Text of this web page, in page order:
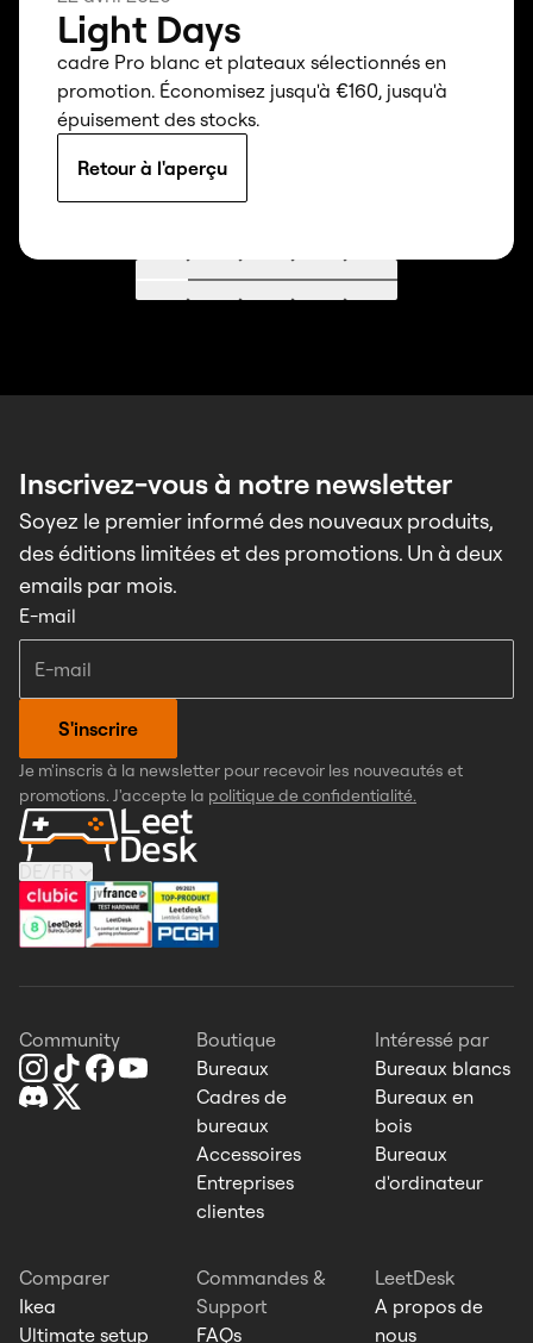
Light Days
cadre Pro blanc et plateaux sélectionnés en
promotion. Économisez jusqu'à €160, jusqu'à
épuisement des stocks.
Retour à l'aperçu
Aller à 1Aller à 2Aller à 3Aller à 4Aller à 5
Inscrivez-vous à notre newsletter
Soyez le premier informé des nouveaux produits,
des éditions limitées et des promotions. Un à deux
emails par mois.
E-mail
S'inscrire
Je m'inscris à la newsletter pour recevoir les nouveautés et
promotions. J'accepte la politique de confidentialité.
DE
Community
Boutique
Bureaux
Cadres de
bureaux
Accessoires
Entreprises
clientes
Intéressé par
Bureaux blancs
Bureaux en
bois
Bureaux
d'ordinateur
Comparer
Ikea
Ultimate setup
Commandes &
Support
FAQs
LeetDesk
A propos de
nous